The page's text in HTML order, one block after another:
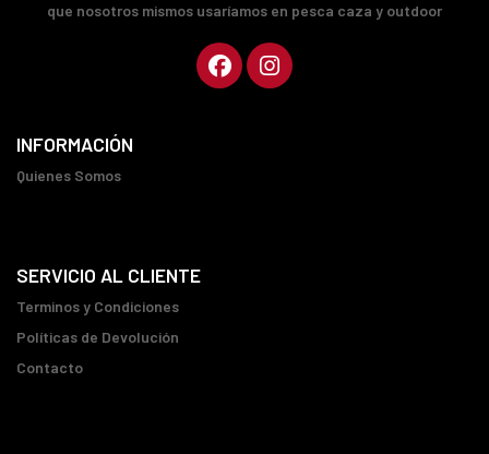
que nosotros mismos usaríamos en pesca caza y outdoor
INFORMACIÓN
Quienes Somos
SERVICIO AL CLIENTE
Terminos y Condiciones
Políticas de Devolución
Contacto